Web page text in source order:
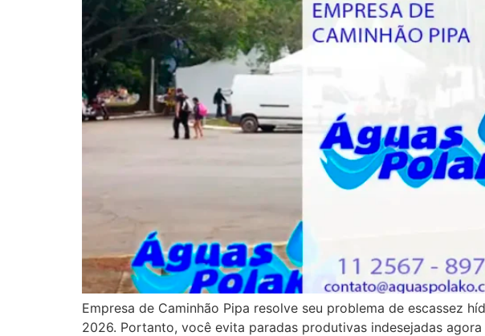
Empresa de Caminhão Pipa resolve seu problema de escassez
2026. Portanto, você evita paradas produtivas indesejadas